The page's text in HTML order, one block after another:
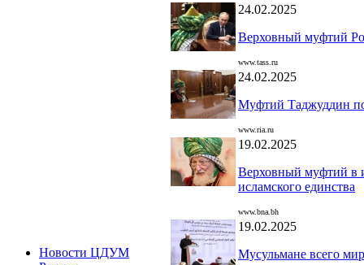
Новости ЦДУМ
24.02.2025
Верховный муфтий
www.tass.ru
24.02.2025
Муфтий Таджуддин
www.ria.ru
19.02.2025
Верховный муфтий в
исламского единства
www.bna.bh
19.02.2025
Мусульмане всего